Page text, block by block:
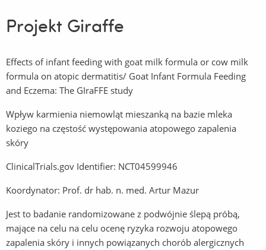
Projekt Giraffe
Effects of infant feeding with goat milk formula or cow milk
formula on atopic dermatitis/ Goat Infant Formula Feeding
and Eczema: The GIraFFE study
Wpływ karmienia niemowląt mieszanką na bazie mleka
koziego na częstość występowania atopowego zapalenia
skóry
ClinicalTrials.gov Identifier: NCT04599946
Koordynator: Prof. dr hab. n. med. Artur Mazur
Jest to badanie randomizowane z podwójnie ślepą próbą,
mające na celu na celu ocenę ryzyka rozwoju atopowego
zapalenia skóry i innych powiązanych chorób alergicznych